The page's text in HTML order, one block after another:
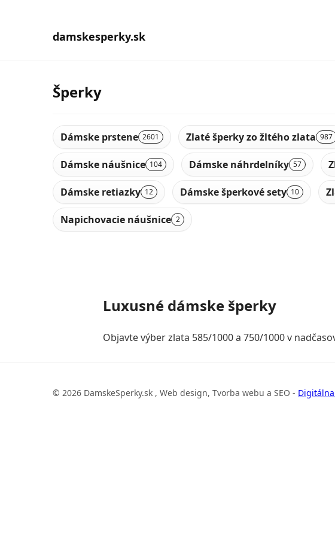
damskesperky.sk
Šperky
Dámske prstene 2601 Zlaté šperky zo žltého zlata 987
Dámske náušnice 104 Dámske náhrdelníky 57
Dámske retiazky 12 Dámske šperkové sety 10
Napichovacie náušnice 2
Luxusné dámske šperky
Objavte výber zlata 585/1000 a 750/1000 v
© 2026 DamskeSperky.sk , Web design, Tvorba webu a SEO -